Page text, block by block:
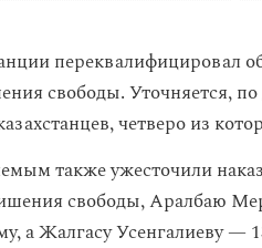
переквалифицировал
свободы. Уточняется,
четверо из
также ужесточили
свободы, Аралбаю
а Жалгасу Усенгалиеву —